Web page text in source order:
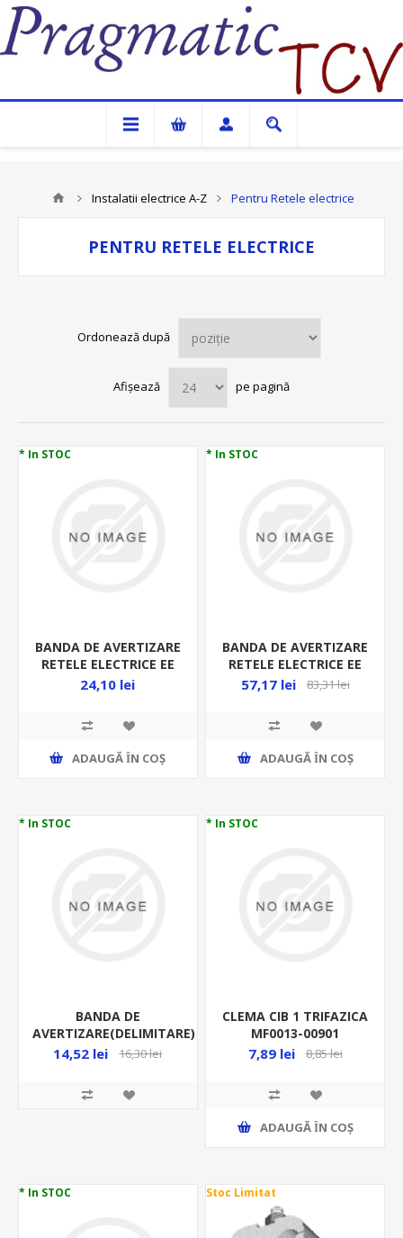
Pragmatic TCV
Instalatii electrice A-Z Pentru Retele electrice
PENTRU RETELE ELECTRICE
Ordonează după
Afișează pe pagină
* In STOC
BANDA DE AVERTIZARE
RETELE ELECTRICE EE
30MX0.25M
24,10 lei
ADAUGĂ ȊN COŞ
* In STOC
BANDA DE AVERTIZARE
RETELE ELECTRICE EE
100MX0.25M
57,17 lei 83,31 lei
ADAUGĂ ȊN COŞ
* In STOC
BANDA DE
AVERTIZARE(DELIMITARE)
ALB/ROSU 100M/ROLA
14,52 lei 16,30 lei
* In STOC
CLEMA CIB 1 TRIFAZICA
MF0013-00901
7,89 lei 8,85 lei
ADAUGĂ ȊN COŞ
* In STOC Stoc Limitat